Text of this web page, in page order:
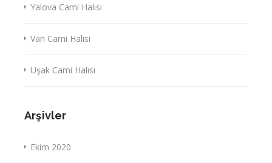
Yalova Cami Halısı
Van Cami Halısı
Uşak Cami Halısı
Arşivler
Ekim 2020